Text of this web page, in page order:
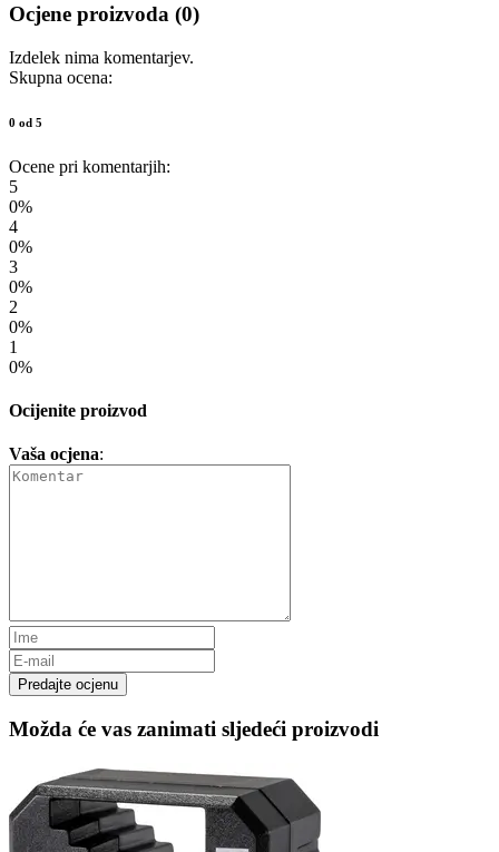
Ocjene proizvoda (0)
Izdelek nima komentarjev.
Skupna ocena:
0 od 5
Ocene pri komentarjih:
5
0%
4
0%
3
0%
2
0%
1
0%
Ocijenite proizvod
Vaša ocjena:
Predajte ocjenu
Možda će vas zanimati sljedeći proizvodi